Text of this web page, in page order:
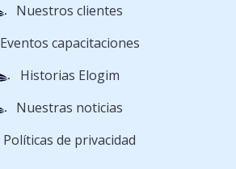
Nuestros clientes
Eventos capacitaciones
Historias Elogim
Nuestras noticias
Políticas de privacidad